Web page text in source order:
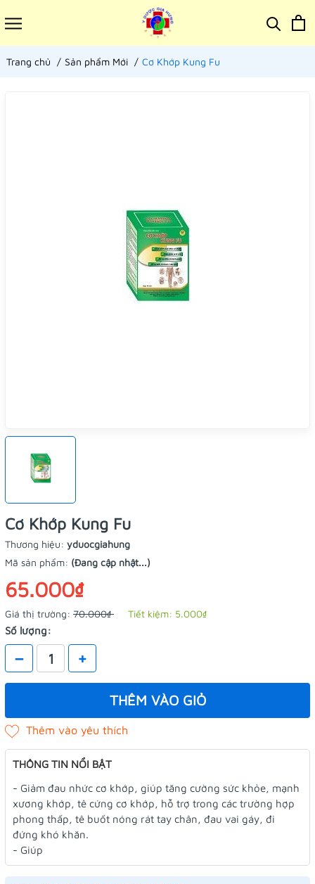
Trang chủ Sản phẩm Mới Cơ Khớp Kung Fu
Cơ Khớp Kung Fu
Thương hiệu: yduocgiahung
Mã sản phẩm: (Đang cập nhật...)
65.000₫
Giá thị trường: 70.000₫ Tiết kiệm: 5.000₫
Số lượng:
– +
THÊM VÀO GIỎ
THÔNG TIN NỔI BẬT
- Giảm đau nhức cơ khớp, giúp tăng cường sức khỏe, mạnh
xương khớp, tê cứng cơ khớp, hỗ trợ trong các trường hợp
phong thấp, tê buốt nóng rát tay chân, đau vai gáy, đi
đứng khó khăn.
- Giúp